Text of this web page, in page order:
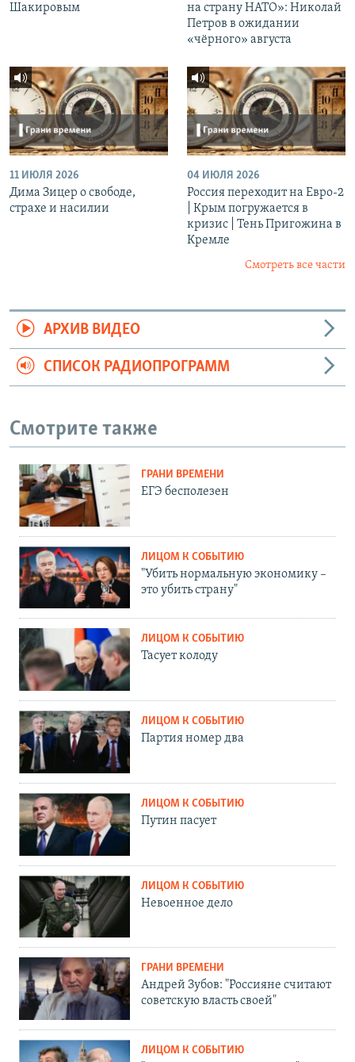
Шакировым
на страну НАТО»: Николай
Петров в ожидании
«чёрного» августа
11 ИЮЛЯ 2026
Дима Зицер о свободе,
страхе и насилии
04 ИЮЛЯ 2026
Россия переходит на Евро-2
| Крым погружается в
кризис | Тень Пригожина в
Кремле
Смотреть все части
АРХИВ ВИДЕО
СПИСОК РАДИОПРОГРАММ
Смотрите также
ГРАНИ ВРЕМЕНИ
ЕГЭ бесполезен
ЛИЦОМ К СОБЫТИЮ
"Убить нормальную экономику –
это убить страну"
ЛИЦОМ К СОБЫТИЮ
Тасует колоду
ЛИЦОМ К СОБЫТИЮ
Партия номер два
ЛИЦОМ К СОБЫТИЮ
Путин пасует
ЛИЦОМ К СОБЫТИЮ
Невоенное дело
ГРАНИ ВРЕМЕНИ
Андрей Зубов: "Россияне считают
советскую власть своей"
ЛИЦОМ К СОБЫТИЮ